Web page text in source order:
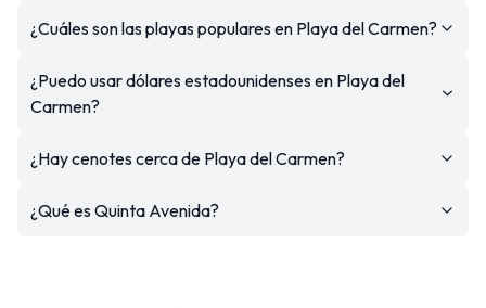
¿Cuáles son las playas populares en Playa del Carmen?
¿Puedo usar dólares estadounidenses en Playa del
Carmen?
¿Hay cenotes cerca de Playa del Carmen?
¿Qué es Quinta Avenida?